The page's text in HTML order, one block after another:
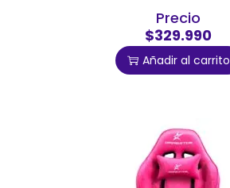
Precio
$329.990
Añadir al carrito